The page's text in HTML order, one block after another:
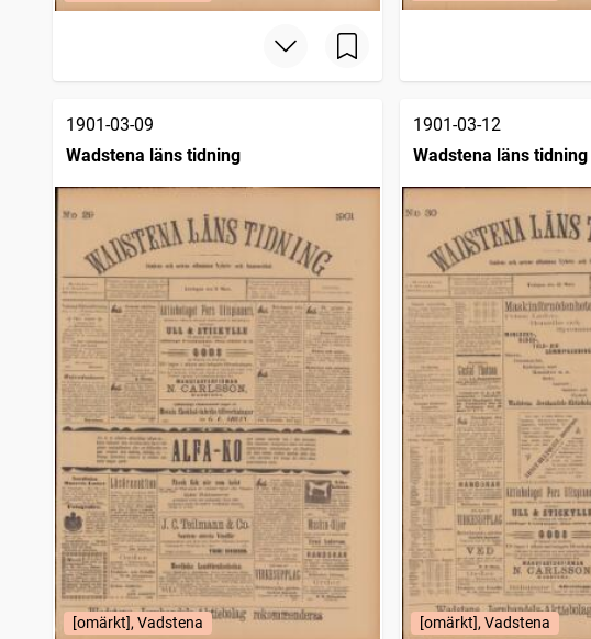
1901-03-09
Wadstena läns tidning
[omärkt], Vadstena
1901-03-12
Wadstena läns tidning
[omärkt], Vadstena